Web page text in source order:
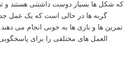
که شکل ها بسیار دوست داشتنی هستند و
گربه ها در حالی است که یک عمل
تمرین ها و بازی ها به خوبی انجام می
العمل های مختلفی را برای پاسخگویی